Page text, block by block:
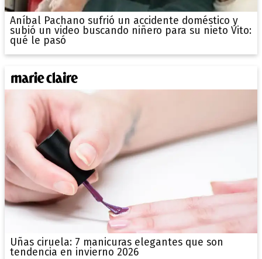
Aníbal Pachano sufrió un accidente doméstico y
subió un video buscando niñero para su nieto Vito:
qué le pasó
Uñas ciruela: 7 manicuras elegantes que son
tendencia en invierno 2026